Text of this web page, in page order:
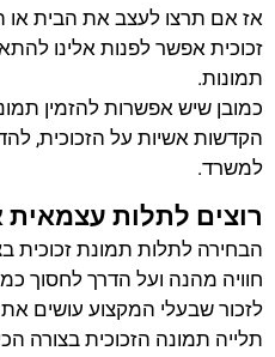
אז אם תרצו לעצב את הבית
זכוכית אפשר לפנות אלינו
תמונות.
כמובן שיש אפשרות להזמין
הקדשות אשיות על הזכוכית,
למשרד.
רוצים לתלות עצמאית
הבחירה לתלות תמונת זכוכית
חוויה מהנה ועל הדרך לחסוך
לזכור שבעלי המקצוע עושים
תלייה תמונה הזכוכית בצורה